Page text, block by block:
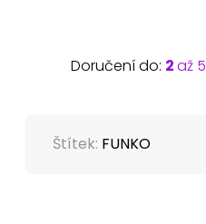
Doručení do: 2až 5
Štítek: FUNKO